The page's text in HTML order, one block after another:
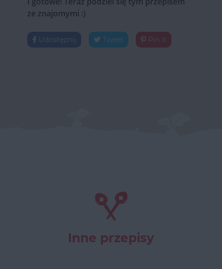
ze znajomymi :)
Udostępnij Tweet Pin it
Inne przepisy